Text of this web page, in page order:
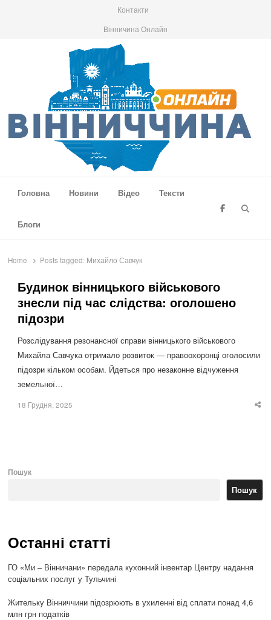
Контакти
Вінничина Онлайн
Головна
Новини Відео Тексти
Блоги
Home Posts tagged: Михайло Савчук
Будинок вінницького військового
знесли під час слідства: оголошено
підозри
Розслідування резонансної справи вінницького військового
Михайла Савчука отримало розвиток — правоохоронці оголосили
підозри кільком особам. Йдеться про незаконне відчуження
земельної…
18 Грудня, 2025
Пошук
Пошук
Останні статті
ГО «Ми – Вінничани» передала кухонний інвентар Центру надання
соціальних послуг у Тульчині
Жительку Вінниччини підозрюють в ухиленні від сплати понад 4,6
млн грн податків